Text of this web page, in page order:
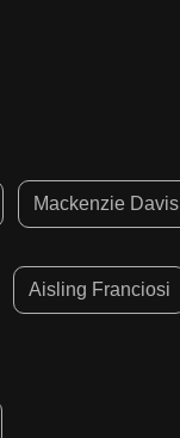
Mackenzie Davis
Aisling Franciosi